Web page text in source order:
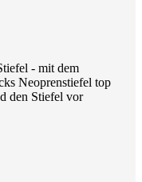
- mit dem
Neoprenstiefel top
den Stiefel vor